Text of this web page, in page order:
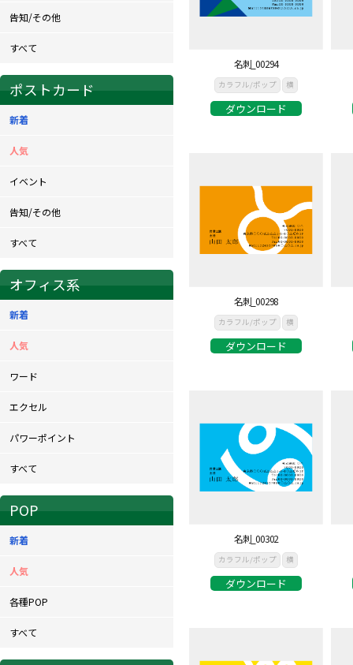
名刺_00294
カラフル/ポップ 横
ダウンロード
名刺_00298
カラフル/ポップ 横
ダウンロード
名刺_00302
カラフル/ポップ 横
ダウンロード
告知/その他
すべて
ポストカード
新着
人気
イベント
告知/その他
すべて
オフィス系
新着
人気
ワード
エクセル
パワーポイント
すべて
POP
新着
人気
各種POP
すべて